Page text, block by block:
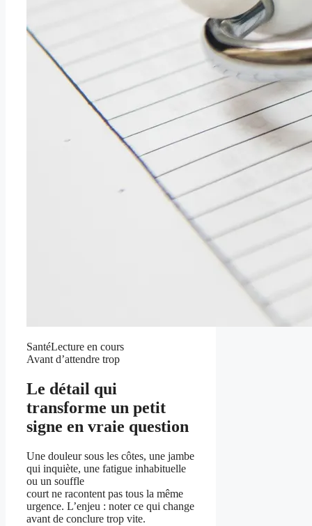
SantéLecture en cours
Avant d’attendre trop
Le détail qui
transforme un petit
signe en vraie question
Une douleur sous les côtes, une jambe
qui inquiète, une fatigue inhabituelle
ou un souffle
court ne racontent pas tous la même
urgence. L’enjeu : noter ce qui change
avant de conclure trop vite.